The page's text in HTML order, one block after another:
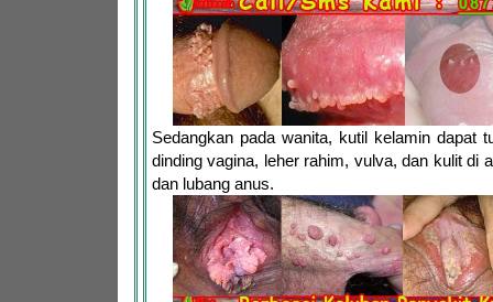
Sedangkan pada wanita, kutil kelamin dapat
dinding vagina, leher rahim, vulva, dan kulit di
dan lubang anus.